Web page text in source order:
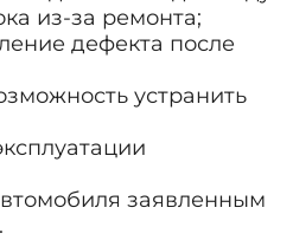
из-за ремонта;
дефекта после
устранить
заявленным